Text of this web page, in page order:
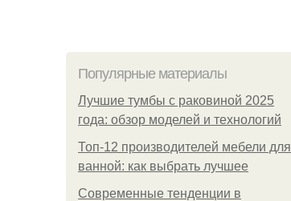
Популярные материалы
Лучшие тумбы с раковиной 2025
года: обзор моделей и технологий
Топ-12 производителей мебели для
ванной: как выбрать лучшее
Современные тенденции в